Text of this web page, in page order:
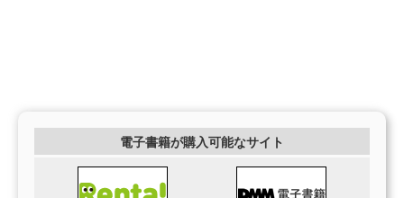
電子書籍が購入可能なサイト